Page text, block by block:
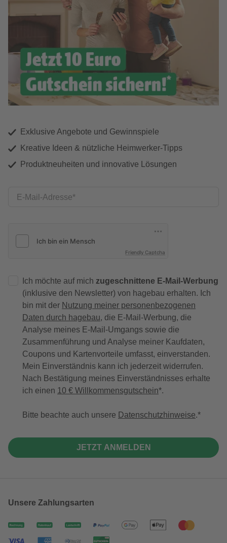
Exklusive Angebote und Gewinnspiele
Kreative Ideen & nützliche Heimwerker-Tipps
Produktneuheiten und innovative Lösungen
E-Mail-Adresse
Friendly Captcha
Ich möchte auf mich zugeschnittene E-Mail-Werbung
(inklusive den Newsletter) von hagebau erhalten. Ich
bin mit der Nutzung meiner personenbezogenen
Daten durch hagebau, die E-Mail-Werbung, die
Analyse meines E-Mail-Umgangs sowie die
Zusammenführung und Analyse meiner Kaufdaten,
Coupons und Kartenvorteile umfasst, einverstanden.
Mein Einverständnis kann ich jederzeit widerrufen.
Nach Bestätigung meines Einverständnisses erhalte
ich einen 10 € Willkommensgutschein*.
Bitte beachte auch unsere Datenschutzhinweise.
JETZT ANMELDEN
Unsere Zahlungsarten